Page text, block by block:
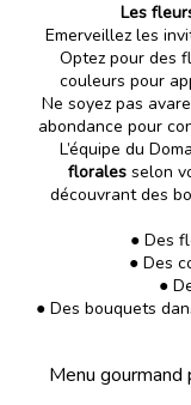
Les
Emerveillez les
Optez pour des
couleurs pour
Ne soyez pas
abondance pour
L’équipe du
florales selon
découvrant des
● Des
● Des
●
● Des bouquets
Menu